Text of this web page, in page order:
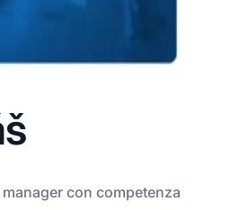
con competenza